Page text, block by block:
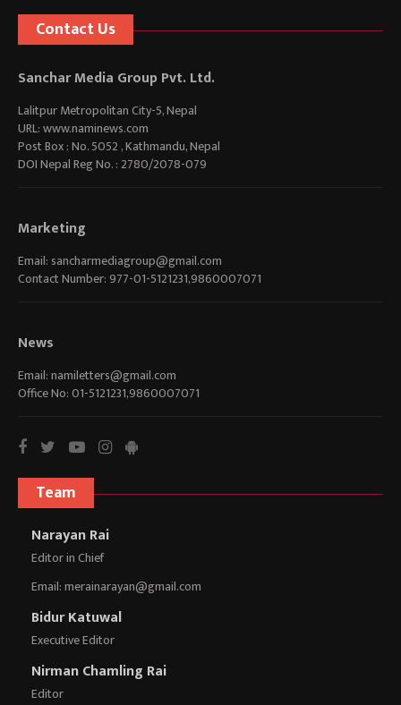
Contact Us
Sanchar Media Group Pvt. Ltd.
Lalitpur Metropolitan City-5, Nepal
URL: www.naminews.com
Post Box : No. 5052 , Kathmandu, Nepal
DOI Nepal Reg No. : 2780/2078-079
Marketing
Email: sancharmediagroup@gmail.com
Contact Number: 977-01-5121231,9860007071
News
Email:namiletters@gmail.com
Office No: 01-5121231,9860007071
Team
Narayan Rai
Editor in Chief
Email:merainarayan@gmail.com
Bidur Katuwal
Executive Editor
Nirman Chamling Rai
Editor